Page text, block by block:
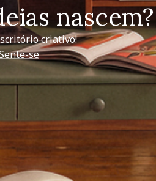
nascem?
criativo!
se